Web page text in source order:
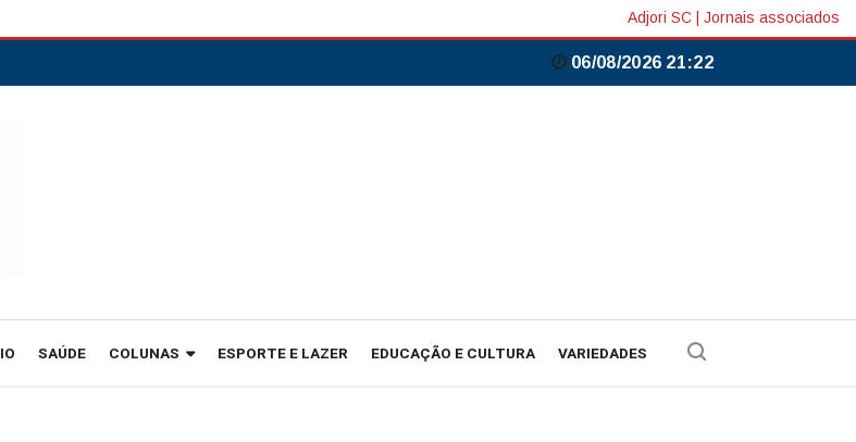
Adjori SC Jornais associados
06/08/2026 21:23
SAÚDE COLUNAS ESPORTE E LAZER EDUCAÇÃO E CULTURA VARIEDADES